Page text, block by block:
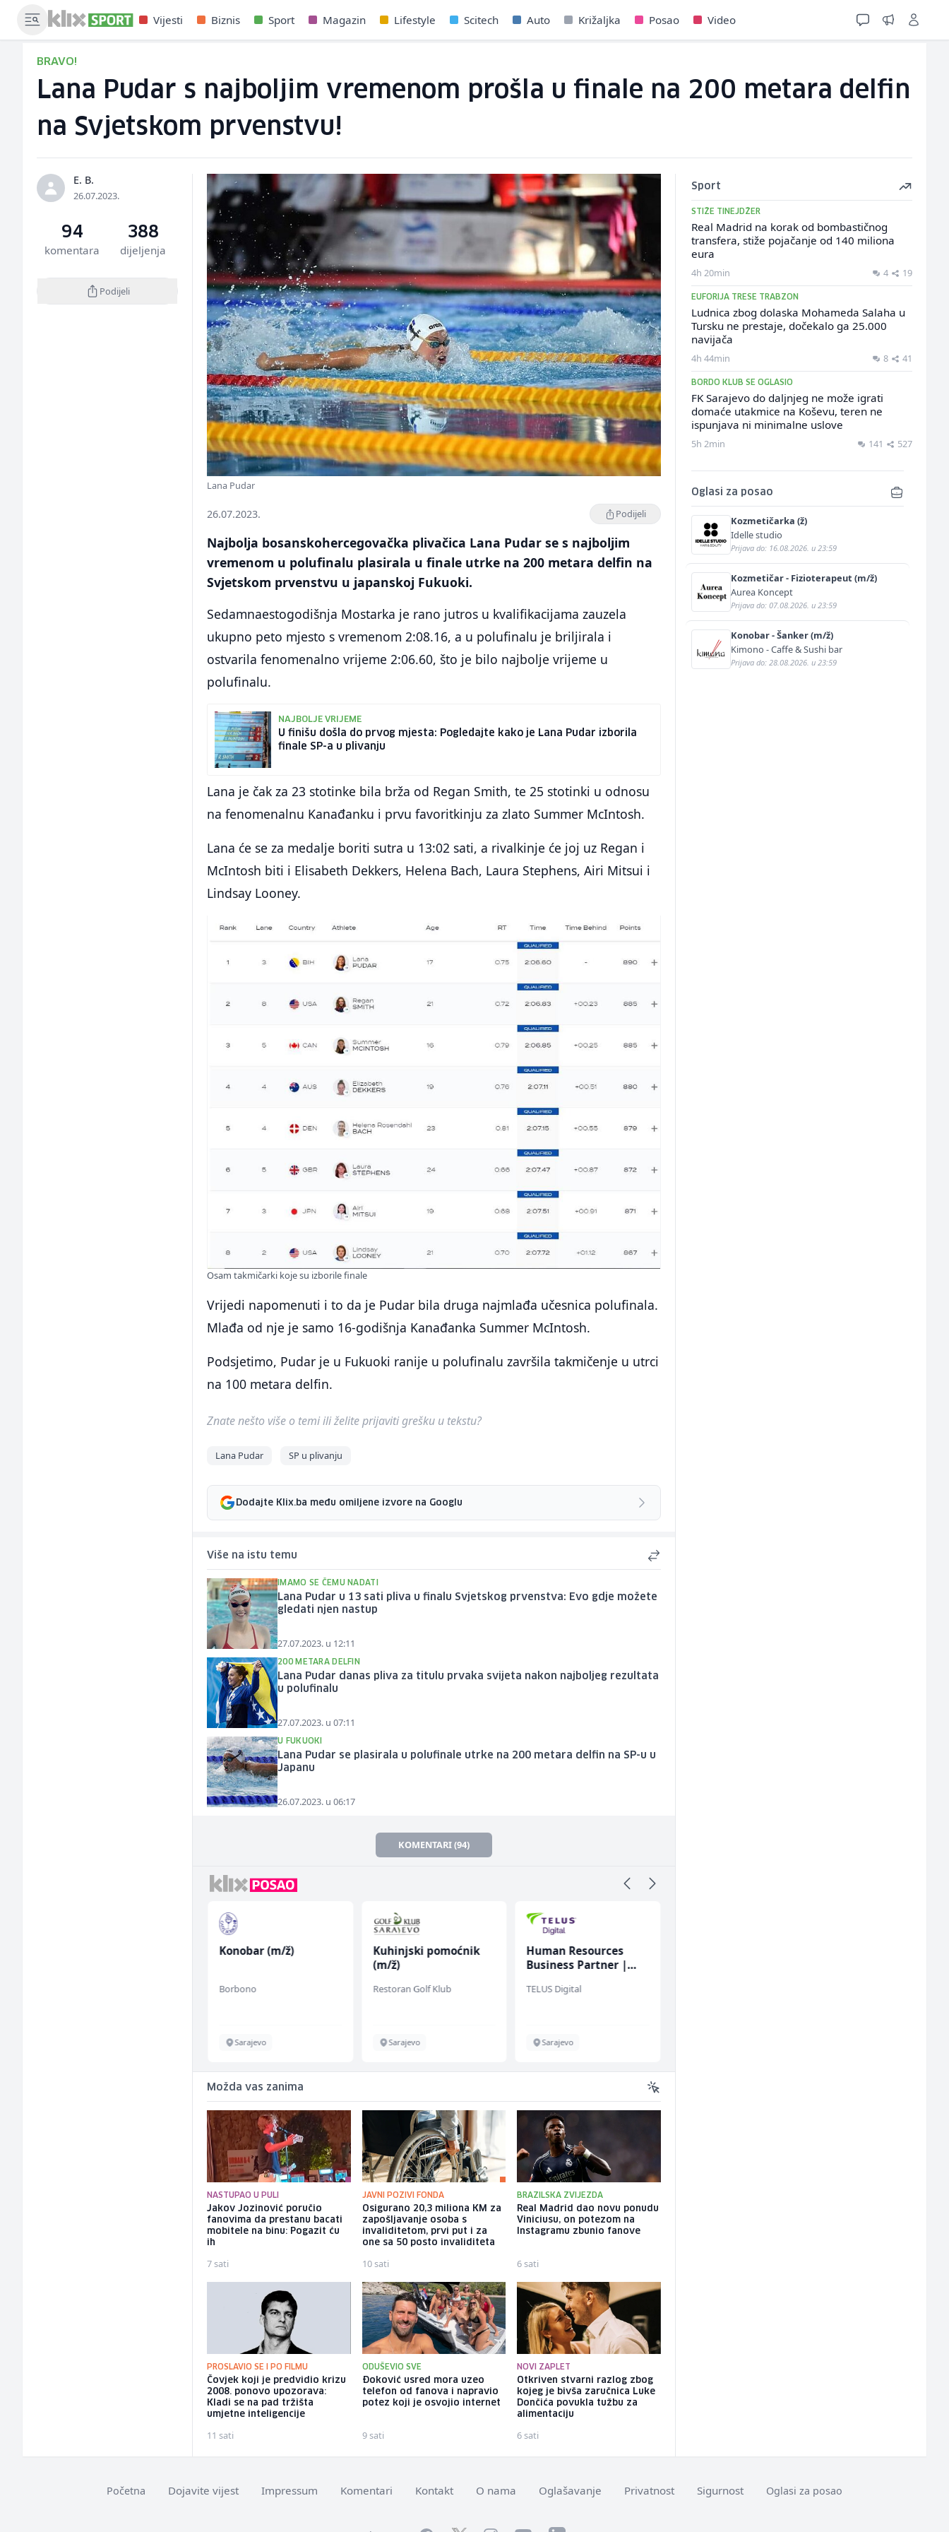
Vijesti Biznis Sport Magazin Lifestyle Scitech Auto Križaljka Posao Video
BRAVO!
Lana Pudar s najboljim vremenom prošla u finale na 200 metara delfin
na Svjetskom prvenstvu!
E. B.
26.07.2023.
94
komentara
388
dijeljenja
Podijeli
Lana Pudar
26.07.2023. Podijeli
Najbolja bosanskohercegovačka plivačica Lana Pudar se s najboljim
vremenom u polufinalu plasirala u finale utrke na 200 metara delfin na
Svjetskom prvenstvu u japanskoj Fukuoki.
Sedamnaestogodišnja Mostarka je rano jutros u kvalifikacijama zauzela
ukupno peto mjesto s vremenom 2:08.16, a u polufinalu je briljirala i
ostvarila fenomenalno vrijeme 2:06.60, što je bilo najbolje vrijeme u
polufinalu.
NAJBOLJE VRIJEME
U finišu došla do prvog mjesta: Pogledajte kako je Lana Pudar izborila
finale SP-a u plivanju
Lana je čak za 23 stotinke bila brža od Regan Smith, te 25 stotinki u odnosu
na fenomenalnu Kanađanku i prvu favoritkinju za zlato Summer McIntosh.
Lana će se za medalje boriti sutra u 13:02 sati, a rivalkinje će joj uz Regan i
McIntosh biti i Elisabeth Dekkers, Helena Bach, Laura Stephens, Airi Mitsui i
Lindsay Looney.
Osam takmičarki koje su izborile finale
Vrijedi napomenuti i to da je Pudar bila druga najmlađa učesnica polufinala.
Mlađa od nje je samo 16-godišnja Kanađanka Summer McIntosh.
Podsjetimo, Pudar je u Fukuoki ranije u polufinalu završila takmičenje u utrci
na 100 metara delfin.
Znate nešto više o temi ili želite prijaviti grešku u tekstu?
Lana Pudar SP u plivanju
Dodajte Klix.ba među omiljene izvore na Googlu
Više na istu temu
IMAMO SE ČEMU NADATI
Lana Pudar u 13 sati pliva u finalu Svjetskog prvenstva: Evo gdje možete
gledati njen nastup
27.07.2023. u 12:11
200 METARA DELFIN
Lana Pudar danas pliva za titulu prvaka svijeta nakon najboljeg rezultata
u polufinalu
27.07.2023. u 07:11
U FUKUOKI
Lana Pudar se plasirala u polufinale utrke na 200 metara delfin na SP-u u
Japanu
26.07.2023. u 06:17
KOMENTARI (94)
Konobar (m/ž)
Borbono
Sarajevo
Kuhinjski pomoćnik
(m/ž)
Restoran Golf Klub
Sarajevo
Human Resources
Business Partner |
TELUS Digital
Sarajevo
Možda vas zanima
NASTUPAO U PULI
Jakov Jozinović poručio
fanovima da prestanu bacati
mobitele na binu: Pogazit ću
ih
7 sati
JAVNI POZIVI FONDA
Osigurano 20,3 miliona KM za
zapošljavanje osoba s
invaliditetom, prvi put i za
one sa 50 posto invaliditeta
10 sati
BRAZILSKA ZVIJEZDA
Real Madrid dao novu ponudu
Viniciusu, on potezom na
Instagramu zbunio fanove
6 sati
PROSLAVIO SE I PO FILMU
Čovjek koji je predvidio krizu
2008. ponovo upozorava:
Kladi se na pad tržišta
umjetne inteligencije
11 sati
ODUŠEVIO SVE
Đoković usred mora uzeo
telefon od fanova i napravio
potez koji je osvojio internet
9 sati
NOVI ZAPLET
Otkriven stvarni razlog zbog
kojeg je bivša zaručnica Luke
Dončića povukla tužbu za
alimentaciju
6 sati
Sport
STIŽE TINEJDŽER
Real Madrid na korak od bombastičnog
transfera, stiže pojačanje od 140 miliona
eura
4h 20min 4 19
EUFORIJA TRESE TRABZON
Ludnica zbog dolaska Mohameda Salaha u
Tursku ne prestaje, dočekalo ga 25.000
navijača
4h 44min 8 41
BORDO KLUB SE OGLASIO
FK Sarajevo do daljnjeg ne može igrati
domaće utakmice na Koševu, teren ne
ispunjava ni minimalne uslove
5h 2min 141 527
Oglasi za posao
Kozmetičarka (ž)
Idelle studio
Prijava do: 16.08.2026. u 23:59
Kozmetičar - Fizioterapeut (m/ž)
Aurea Koncept
Prijava do: 07.08.2026. u 23:59
Konobar - Šanker (m/ž)
Kimono - Caffe & Sushi bar
Prijava do: 28.08.2026. u 23:59
Početna Dojavite vijest Impressum Komentari Kontakt O nama Oglašavanje Privatnost Sigurnost Oglasi za posao